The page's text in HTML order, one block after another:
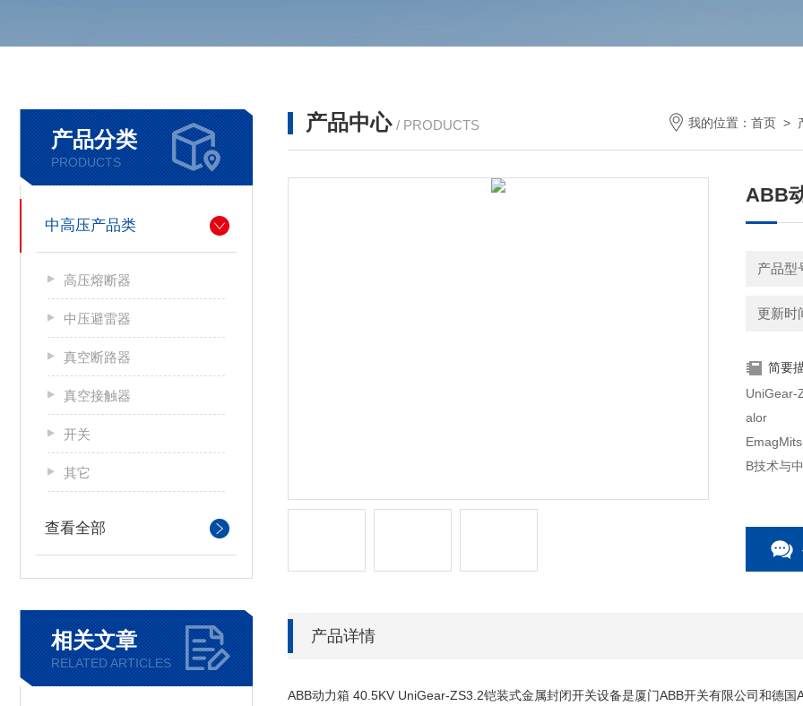
产品分类
PRODUCTS
中高压产品类
高压熔断器
中压避雷器
真空断路器
真空接触器
开关
其它
查看全部
相关文章
RELATED ARTICLES
产品中心 / PRODUCTS 我的位置： 首页 >
ABB
产品型
更新时
简要
UniGear-
alor
B技术与
产品详情
ABB动力箱 40.5KV UniGear-ZS3.2铠装式金属封闭开关设备是厦门ABB开关有限公司和德国